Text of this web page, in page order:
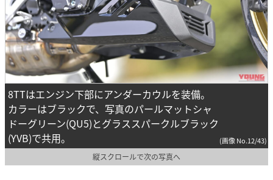
8TTはエンジン下部にアンダーカウルを装備。
カラーはブラックで、写真のパールマットシャ
ドーグリーン(QU5)とグラススパークルブラック
(YVB)で共用。
(画像 No.12/43)
縦スクロールで次の写真へ